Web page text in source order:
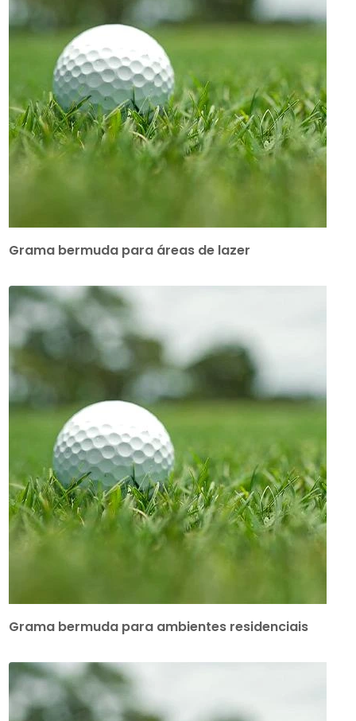
Grama bermuda para áreas de lazer
Grama bermuda para ambientes residenciais